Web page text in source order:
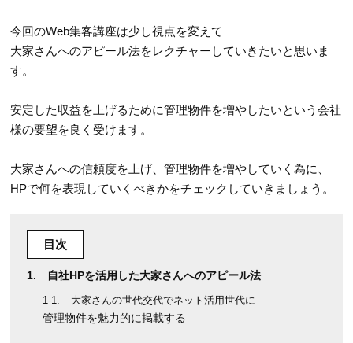
今回のWeb集客講座は少し視点を変えて
大家さんへのアピール法をレクチャーしていきたいと思いま
す。
安定した収益を上げるために管理物件を増やしたいという会社
様の要望を良く受けます。
大家さんへの信頼度を上げ、管理物件を増やしていく為に、
HPで何を表現していくべきかをチェックしていきましょう。
目次
自社HPを活用した大家さんへのアピール法
大家さんの世代交代でネット活用世代に
管理物件を魅力的に掲載する